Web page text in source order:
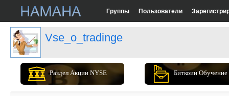
Группы Пользователи
Vse_o_tradinge
Раздел Акции NYSE Биткоин Обучение